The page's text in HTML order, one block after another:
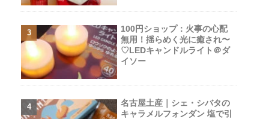
100円ショップ：火事の心配
無用！揺らめく光に癒され〜
♡LEDキャンドルライト＠ダ
イソー
名古屋土産｜シェ・シバタの
キャラメルフォンダン 塩で引